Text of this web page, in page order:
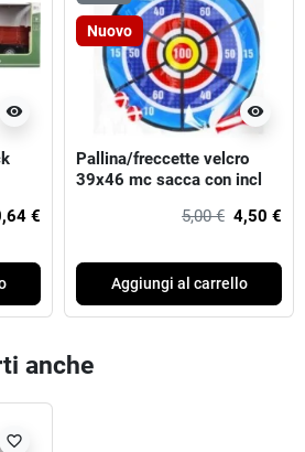
visibility
€
Nuovo
visibility
Pallina/freccette velcro
39x46 mc sacca con incl
5,00 € 4,50 €
Aggiungi al carrello
anche
favorite_border